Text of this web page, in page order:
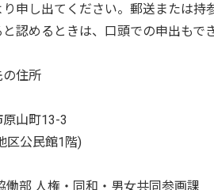
申し出てください。郵送または持
認めるときは、口頭での申出もでき
の住所
山町13-3
区公民館1階)
部 人権・同和・男女共同参画課